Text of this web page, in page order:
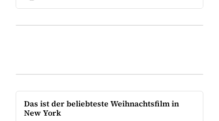
Das ist der beliebteste Weihnachtsfilm in
New York